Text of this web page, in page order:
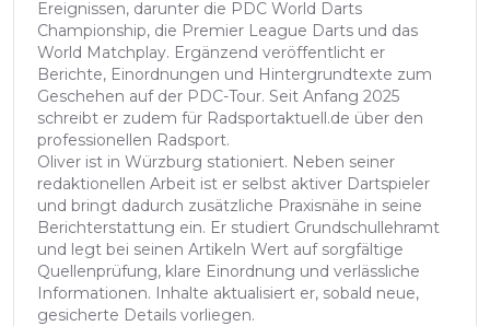
Ereignissen, darunter die PDC World Darts
Championship, die Premier League Darts und das
World Matchplay. Ergänzend veröffentlicht er
Berichte, Einordnungen und Hintergrundtexte zum
Geschehen auf der PDC-Tour. Seit Anfang 2025
schreibt er zudem für Radsportaktuell.de über den
professionellen Radsport.
Oliver ist in Würzburg stationiert. Neben seiner
redaktionellen Arbeit ist er selbst aktiver Dartspieler
und bringt dadurch zusätzliche Praxisnähe in seine
Berichterstattung ein. Er studiert Grundschullehramt
und legt bei seinen Artikeln Wert auf sorgfältige
Quellenprüfung, klare Einordnung und verlässliche
Informationen. Inhalte aktualisiert er, sobald neue,
gesicherte Details vorliegen.